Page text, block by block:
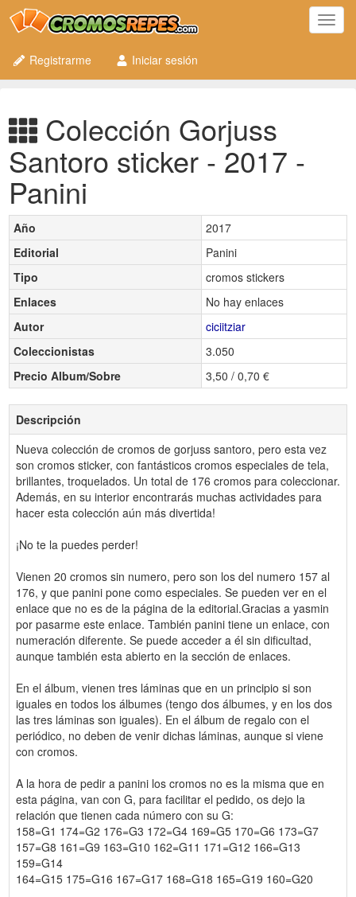
Registrarme
Iniciar sesión
Colección Gorjuss
Santoro sticker - 2017 -
Panini
Año
2017
Editorial
Panini
Tipo
cromos stickers
Enlaces
No hay enlaces
Autor
ciciitziar
Coleccionistas
3.050
Precio Album/Sobre
3,50 / 0,70 €
Descripción
Nueva colección de cromos de gorjuss santoro, pero esta vez
son cromos sticker, con fantásticos cromos especiales de tela,
brillantes, troquelados. Un total de 176 cromos para coleccionar.
Además, en su interior encontrarás muchas actividades para
hacer esta colección aún más divertida!
¡No te la puedes perder!
Vienen 20 cromos sin numero, pero son los del numero 157 al
176, y que panini pone como especiales. Se pueden ver en el
enlace que no es de la página de la editorial.Gracias a yasmin
por pasarme este enlace. También panini tiene un enlace, con
numeración diferente. Se puede acceder a él sin dificultad,
aunque también esta abierto en la sección de enlaces.
En el álbum, vienen tres láminas que en un principio si son
iguales en todos los álbumes (tengo dos álbumes, y en los dos
las tres láminas son iguales). En el álbum de regalo con el
periódico, no deben de venir dichas láminas, aunque si viene
con cromos.
A la hora de pedir a panini los cromos no es la misma que en
esta página, van con G, para facilitar el pedido, os dejo la
relación que tienen cada número con su G:
158=G1 174=G2 176=G3 172=G4 169=G5 170=G6 173=G7
157=G8 161=G9 163=G10 162=G11 171=G12 166=G13
159=G14
164=G15 175=G16 167=G17 168=G18 165=G19 160=G20